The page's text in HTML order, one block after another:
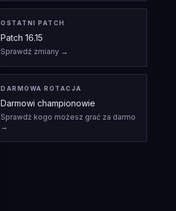
OSTATNI PATCH
Patch 16.15
Sprawdź zmiany →
DARMOWA ROTACJA
Darmowi championowie
Sprawdź kogo możesz grać za darmo
→